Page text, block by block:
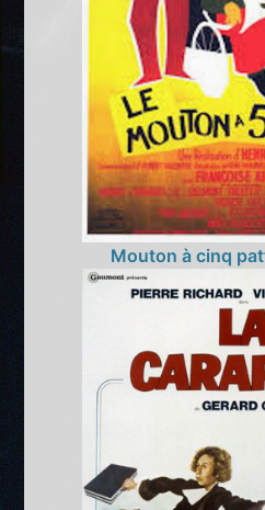
Mouton à cinq